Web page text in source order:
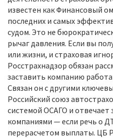
известен какФинансовый
последних и самых
судом. Это не
рычаг давления. Если вы
или жизни, и страховая
Росстрахнадзор обязан
заставить компанию
Связан он с другими
Российский союз
системой ОСАГО и отвечает
компаниями — если речь о
перерасчетом выплаты. ЦБ